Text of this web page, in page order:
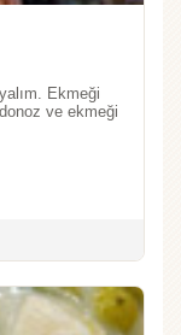
Ekmeği
ve ekmeği